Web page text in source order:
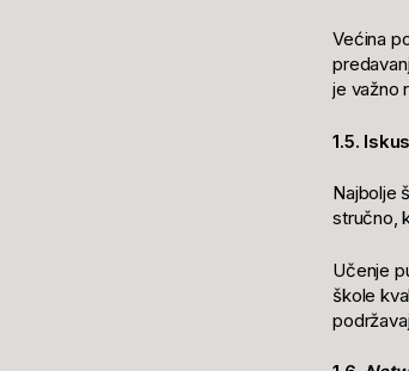
Većina
je važno
1.5.
Najbolje
stručno,
Učenje
škole